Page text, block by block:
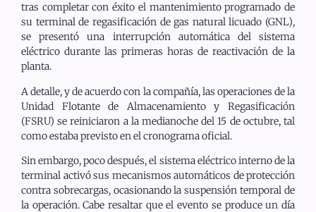
tras completar con éxito el mantenimiento programado de
su terminal de regasificación de gas natural licuado (GNL),
se presentó una interrupción automática del sistema
eléctrico durante las primeras horas de reactivación de la
planta.
A detalle, y de acuerdo con la compañía, las operaciones de la
Unidad Flotante de Almacenamiento y Regasificación
(FSRU) se reiniciaron a la medianoche del 15 de octubre, tal
como estaba previsto en el cronograma oficial.
Sin embargo, poco después, el sistema eléctrico interno de la
terminal activó sus mecanismos automáticos de protección
contra sobrecargas, ocasionando la suspensión temporal de
la operación. Cabe resaltar que el evento se produce un día